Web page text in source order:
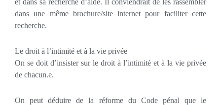
et dans sa recherche d’aide. Il conviendrait de les rassembler
dans une même brochure/site internet pour faciliter cette
recherche.
Le droit à l’intimité et à la vie privée
On se doit d’insister sur le droit à l’intimité et à la vie privée
de chacun.e.
On peut déduire de la réforme du Code pénal que le